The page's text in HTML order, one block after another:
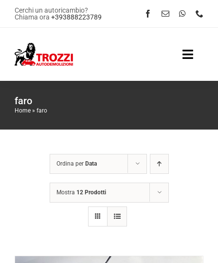
SaltaCerchi un autoricambio?
Chiama ora +393888223789
Toggle
faro
Home » faro
Ordina per Data
Mostra 12 Prodotti